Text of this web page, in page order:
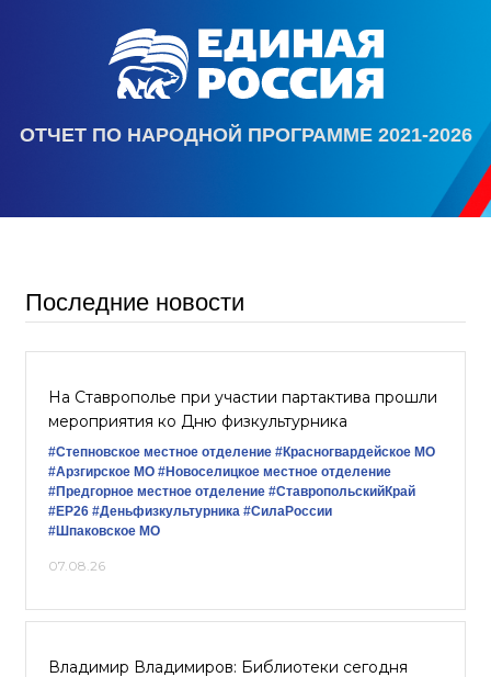
ОТЧЕТ ПО НАРОДНОЙ ПРОГРАММЕ 2021-2026
Последние новости
На Ставрополье при участии партактива прошли
мероприятия ко Дню физкультурника
#Степновское местное отделение #Красногвардейское МО
#Арзгирское МО #Новоселицкое местное отделение
#Предгорное местное отделение #СтавропольскийКрай
#ЕР26 #Деньфизкультурника #СилаРоссии
#Шпаковское МО
07.08.26
Владимир Владимиров: Библиотеки сегодня